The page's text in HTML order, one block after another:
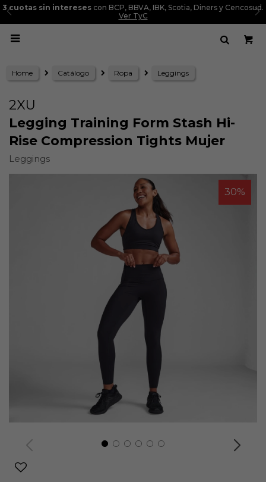
3 cuotas sin intereses con BCP, BBVA, IBK, Scotia, Diners y Cencosud.
Ver TyC

Home Catálogo Ropa Leggings
2XU
Legging Training Form Stash Hi-
Rise Compression Tights Mujer
Leggings
30